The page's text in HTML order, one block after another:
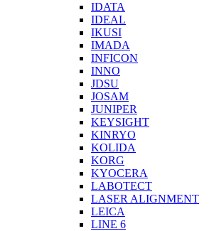
IDATA
IDEAL
IKUSI
IMADA
INFICON
INNO
JDSU
JOSAM
JUNIPER
KEYSIGHT
KINRYO
KOLIDA
KORG
KYOCERA
LABOTECT
LASER ALIGNMENT
LEICA
LINE 6